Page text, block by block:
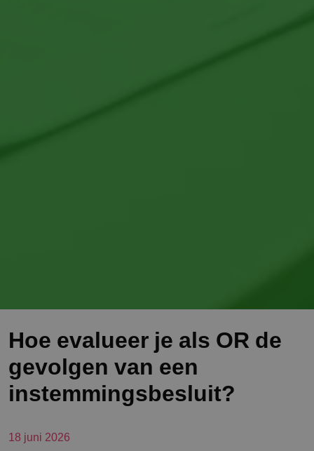
Hoe evalueer je als OR de
gevolgen van een
instemmingsbesluit?
18 juni 2026